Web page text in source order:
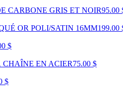
CARBONE GRIS ET NOIR95.00
OR POLI/SATIN 16MM199.00
$
EN ACIER75.00 $
$